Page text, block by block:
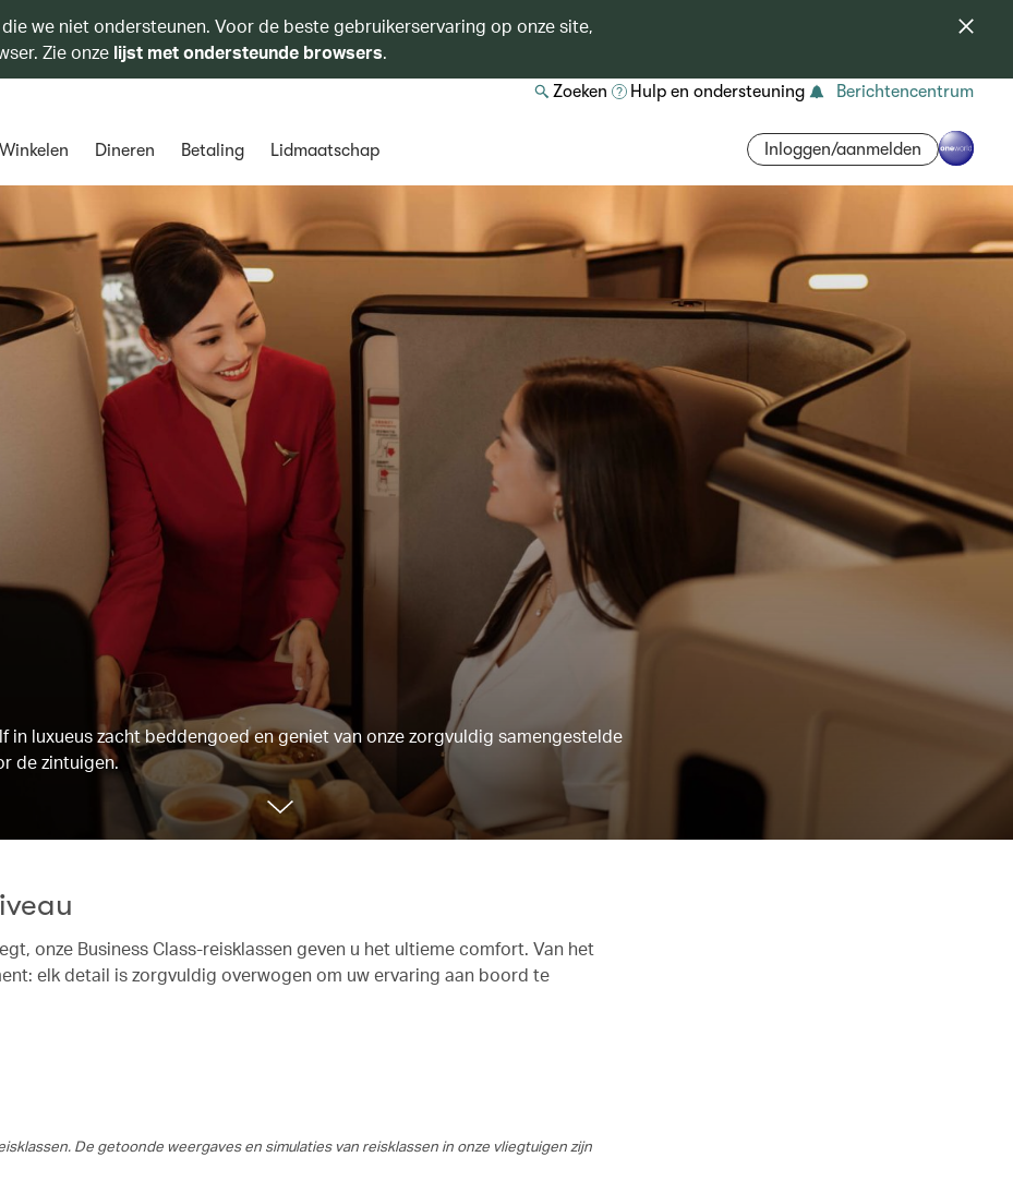
we niet ondersteunen. Voor de beste gebruikerservaring op onze site,
Zie onze lijst met ondersteunde browsers.
Zoeken Hulp en ondersteuning Berichtencentrum
Winkelen Dineren Betaling Lidmaatschap Inloggen/aanmelden
in luxueus zacht beddengoed en geniet van onze zorgvuldig samengestelde
de zintuigen.
onze Business Class-reisklassen geven u het ultieme comfort. Van het
elk detail is zorgvuldig overwogen om uw ervaring aan boord te
De getoonde weergaves en simulaties van reisklassen in onze vliegtuigen zijn